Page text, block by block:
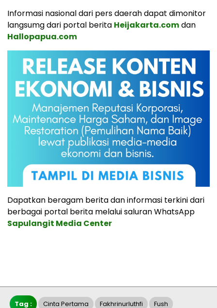
Informasi nasional dari pers daerah dapat dimonitor
langsumg dari portal berita Heijakarta.comdan
Hallopapua.com
Dapatkan beragam berita dan informasi terkini dari
berbagai portal berita melalui saluran WhatsApp
Sapulangit Media Center
Tag : Cinta Pertama Fakhrinurluthfi Fush